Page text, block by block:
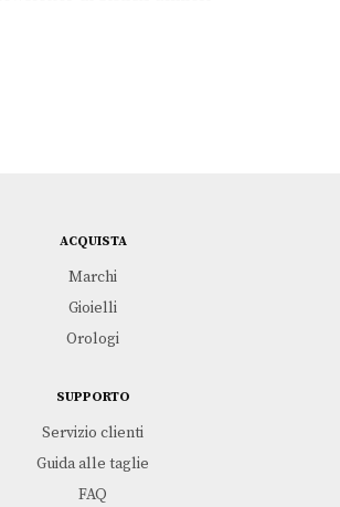
ACQUISTA
Marchi
Gioielli
Orologi
SUPPORTO
Servizio clienti
Guida alle taglie
FAQ